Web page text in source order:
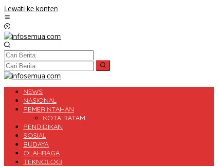
Lewati ke konten
NEWS
NASIONAL
PEMERINTAHAN
KOTA BATAM
PENDIDIKAN
SOSIAL
BUDAYA
OLAHRAGA
TEKNOLOGI